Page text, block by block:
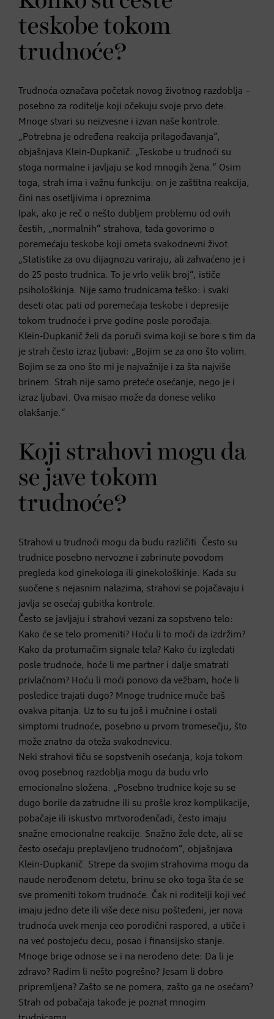
teskobe tokom
trudnoće?
Trudnoća označava početak novog životnog razdoblja –
posebno za roditelje koji očekuju svoje prvo dete.
Mnoge stvari su neizvesne i izvan naše kontrole.
„Potrebna je određena reakcija prilagođavanja“,
objašnjava Klein-Dupkanič. „Teskobe u trudnoći su
stoga normalne i javljaju se kod mnogih žena.“ Osim
toga, strah ima i važnu funkciju: on je zaštitna reakcija,
čini nas osetljivima i opreznima.
Ipak, ako je reč o nešto dubljem problemu od ovih
čestih, „normalnih“ strahova, tada govorimo o
poremećaju teskobe koji ometa svakodnevni život.
„Statistike za ovu dijagnozu variraju, ali zahvaćeno je i
do 25 posto trudnica. To je vrlo velik broj“, ističe
psihološkinja. Nije samo trudnicama teško: i svaki
deseti otac pati od poremećaja teskobe i depresije
tokom trudnoće i prve godine posle porođaja.
Klein-Dupkanič želi da poruči svima koji se bore s tim da
je strah često izraz ljubavi: „Bojim se za ono što volim.
Bojim se za ono što mi je najvažnije i za šta najviše
brinem. Strah nije samo preteće osećanje, nego je i
izraz ljubavi. Ova misao može da donese veliko
olakšanje.“
Koji strahovi mogu da
se jave tokom
trudnoće?
Strahovi u trudnoći mogu da budu različiti. Često su
trudnice posebno nervozne i zabrinute povodom
pregleda kod ginekologa ili ginekološkinje. Kada su
suočene s nejasnim nalazima, strahovi se pojačavaju i
javlja se osećaj gubitka kontrole.
Često se javljaju i strahovi vezani za sopstveno telo:
Kako će se telo promeniti? Hoću li to moći da izdržim?
Kako da protumačim signale tela? Kako ću izgledati
posle trudnoće, hoće li me partner i dalje smatrati
privlačnom? Hoću li moći ponovo da vežbam, hoće li
posledice trajati dugo? Mnoge trudnice muče baš
ovakva pitanja. Uz to su tu još i mučnine i ostali
simptomi trudnoće, posebno u prvom tromesečju, što
može znatno da oteža svakodnevicu.
Neki strahovi tiču se sopstvenih osećanja, koja tokom
ovog posebnog razdoblja mogu da budu vrlo
emocionalno složena. „Posebno trudnice koje su se
dugo borile da zatrudne ili su prošle kroz komplikacije,
pobačaje ili iskustvo mrtvorođenčadi, često imaju
snažne emocionalne reakcije. Snažno žele dete, ali se
često osećaju preplavljeno trudnoćom“, objašnjava
Klein-Dupkanič. Strepe da svojim strahovima mogu da
naude nerođenom detetu, brinu se oko toga šta će se
sve promeniti tokom trudnoće. Čak ni roditelji koji već
imaju jedno dete ili više dece nisu pošteđeni, jer nova
trudnoća uvek menja ceo porodični raspored, a utiče i
na već postojeću decu, posao i finansijsko stanje.
Mnoge brige odnose se i na nerođeno dete: Da li je
zdravo? Radim li nešto pogrešno? Jesam li dobro
pripremljena? Zašto se ne pomera, zašto ga ne osećam?
Strah od pobačaja takođe je poznat mnogim